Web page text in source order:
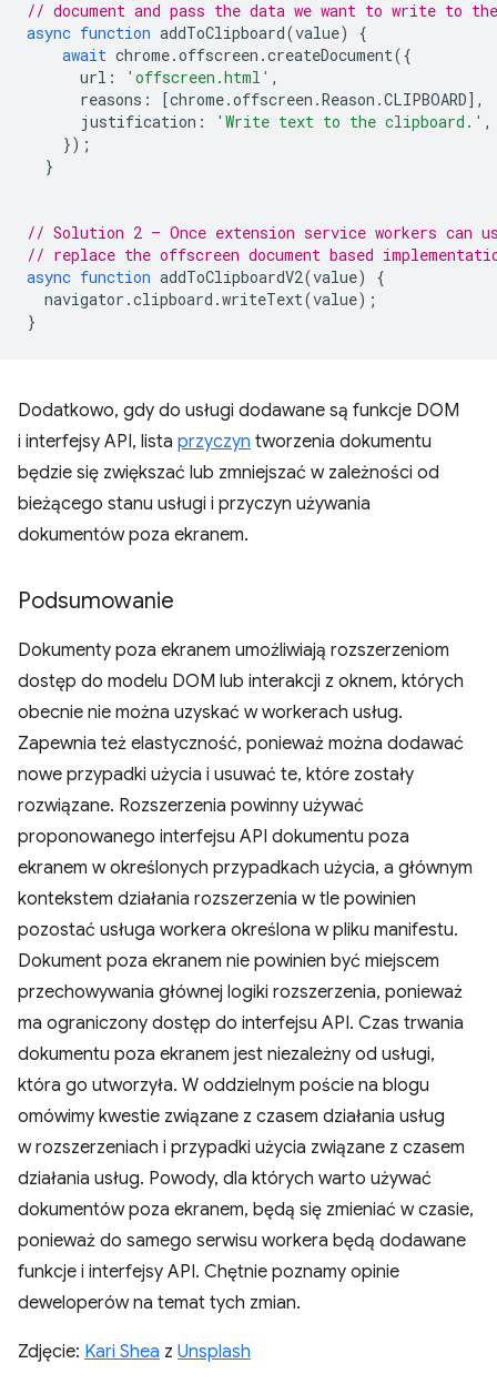
// document and pass the data we want to write to
async function addToClipboard(value)
{
await chrome.offscreen .createDocument({
url : 'offscreen.html' ,
reasons : [chrome.offscreen .Reason .CLIPBOARD],
justification : 'Write text to the clipboard.' ,
});
}
// Solution 2 – Once extension service workers can
// replace the offscreen document based
async function addToClipboardV2(value)
{
navigator .clipboard .writeText(value);
}
Dodatkowo, gdy do usługi dodawane są funkcje DOM
i interfejsy API, lista przyczyn tworzenia dokumentu
będzie się zwiększać lub zmniejszać w zależności od
bieżącego stanu usługi i przyczyn używania
dokumentów poza ekranem.
Podsumowanie
Dokumenty poza ekranem umożliwiają rozszerzeniom
dostęp do modelu DOM lub interakcji z oknem, których
obecnie nie można uzyskać w workerach usług.
Zapewnia też elastyczność, ponieważ można dodawać
nowe przypadki użycia i usuwać te, które zostały
rozwiązane. Rozszerzenia powinny używać
proponowanego interfejsu API dokumentu poza
ekranem w określonych przypadkach użycia, a głównym
kontekstem działania rozszerzenia w tle powinien
pozostać usługa workera określona w pliku manifestu.
Dokument poza ekranem nie powinien być miejscem
przechowywania głównej logiki rozszerzenia, ponieważ
ma ograniczony dostęp do interfejsu API. Czas trwania
dokumentu poza ekranem jest niezależny od usługi,
która go utworzyła. W oddzielnym poście na blogu
omówimy kwestie związane z czasem działania usług
w rozszerzeniach i przypadki użycia związane z czasem
działania usług. Powody, dla których warto używać
dokumentów poza ekranem, będą się zmieniać w czasie,
ponieważ do samego serwisu workera będą dodawane
funkcje i interfejsy API. Chętnie poznamy opinie
deweloperów na temat tych zmian.
Zdjęcie: Kari Shea z Unsplash